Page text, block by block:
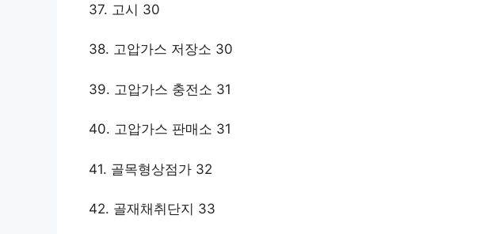
37. 고시 30
38. 고압가스 저장소 30
39. 고압가스 충전소 31
40. 고압가스 판매소 31
41. 골목형상점가 32
42. 골재채취단지 33